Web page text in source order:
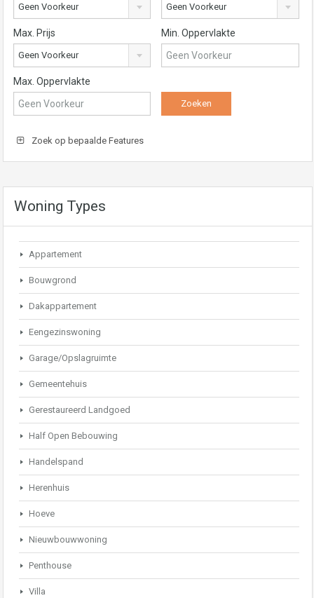
Geen Voorkeur Geen Voorkeur
Max. Prijs
Geen Voorkeur
Min. Oppervlakte
Max. Oppervlakte
Zoek op bepaalde Features
Woning Types
Appartement
Bouwgrond
Dakappartement
Eengezinswoning
Garage/Opslagruimte
Gemeentehuis
Gerestaureerd Landgoed
Half Open Bebouwing
Handelspand
Herenhuis
Hoeve
Nieuwbouwwoning
Penthouse
Villa